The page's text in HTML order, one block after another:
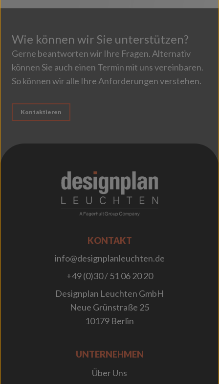
Wie können wir Sie unterstützen?
Gerne beantworten wir Ihre Fragen. Alternativ
können Sie auch einen Termin mit uns vereinbaren.
So können wir alle Ihre Anforderungen verstehen.
Kontaktieren
KONTAKT
info@designplanleuchten.de
+49 (0)30 / 51 06 20 20
Designplan Leuchten GmbH
Neue Grünstraße 25
10179 Berlin
UNTERNEHMEN
Über Uns